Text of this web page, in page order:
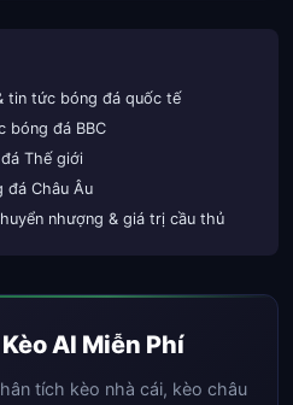
tin tức bóng đá quốc tế
bóng đá BBC
Thế giới
đá Châu Âu
nhượng & giá trị cầu thủ
AI Miễn Phí
tích kèo nhà cái, kèo châu